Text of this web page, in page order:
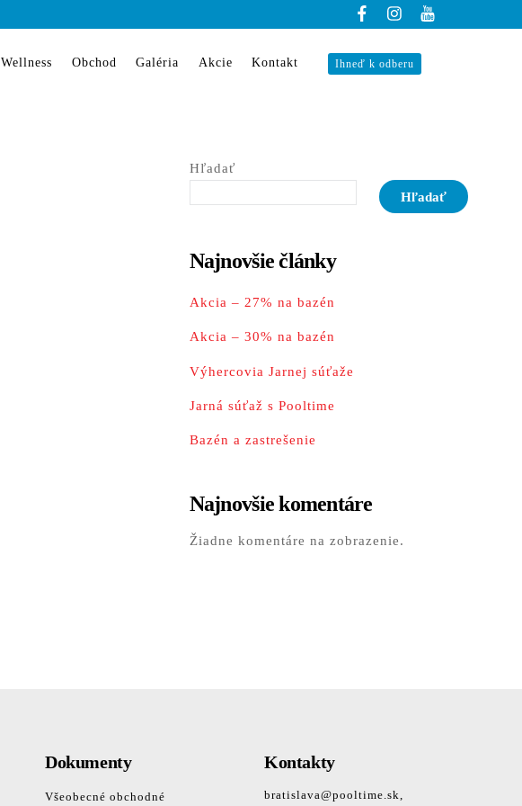
Wellness Obchod Galéria Akcie Kontakt Ihneď k odberu
Hľadať
Hľadať
Najnovšie články
Akcia – 27% na bazén
Akcia – 30% na bazén
Výhercovia Jarnej súťaže
Jarná súťaž s Pooltime
Bazén a zastrešenie
Najnovšie komentáre
Žiadne komentáre na zobrazenie.
Dokumenty
Všeobecné obchodné
Kontakty
bratislava@pooltime.sk,